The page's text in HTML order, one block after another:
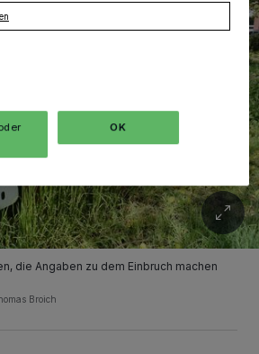
die Angaben zu dem Einbruch machen
Broich
OK